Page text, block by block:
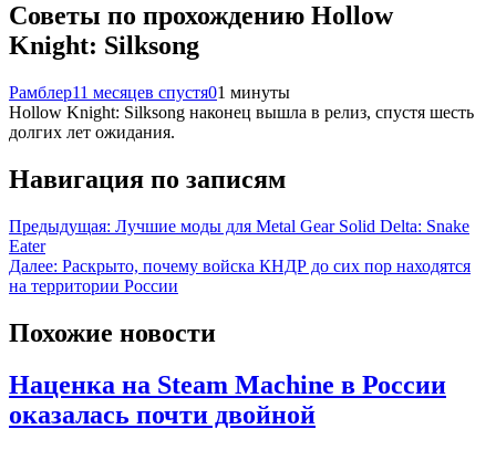
Советы по прохождению Hollow
Knight: Silksong
Рамблер11 месяцев спустя01 минуты
Hollow Knight: Silksong наконец вышла в релиз, спустя шесть
долгих лет ожидания.
Навигация по записям
Предыдущая: Лучшие моды для Metal Gear Solid Delta: Snake
Eater
Далее: Раскрыто, почему войска КНДР до сих пор находятся
на территории России
Похожие новости
Наценка на Steam Machine в России
оказалась почти двойной